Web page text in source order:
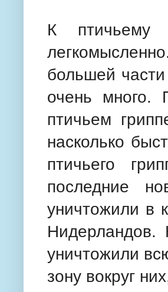
К птичьему
большей
очень много.
птичьем
насколько
птичьего
последние
уничтожили в
уничтожили
зону вокруг